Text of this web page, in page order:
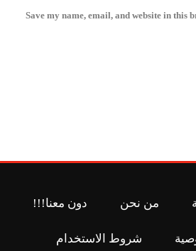
Save my name, email, and website in this
من نحن دون معنا!!!
شروط الاستخدام